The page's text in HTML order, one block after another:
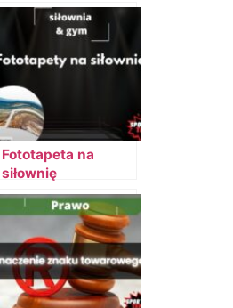
Fototapeta na
siłownię